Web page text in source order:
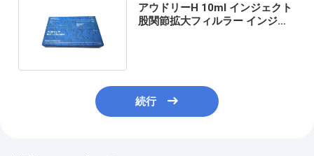
アウドリーH 10ml インジェクト
股関節拡大フィルラー インジェ
続行